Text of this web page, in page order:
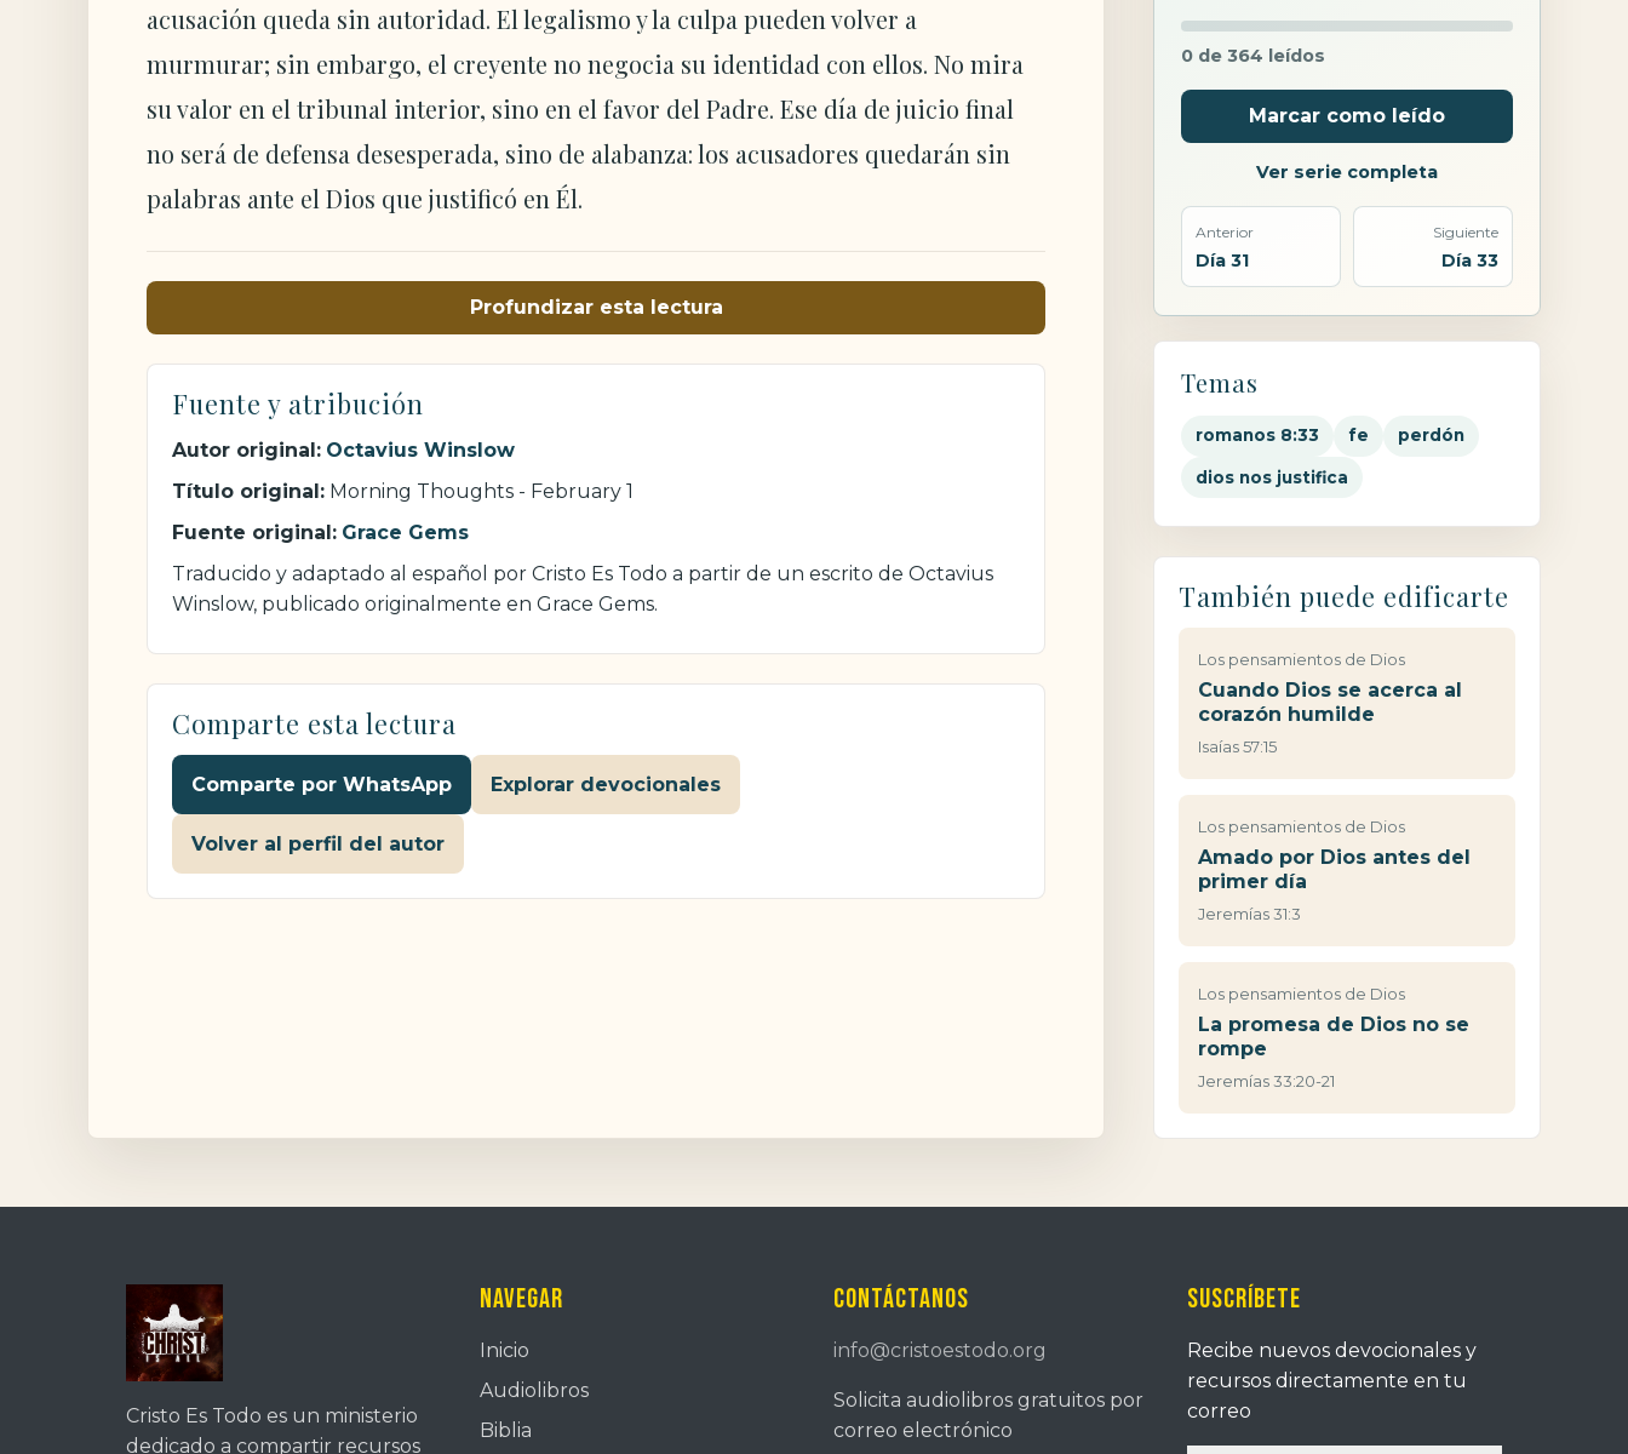
acusación queda sin autoridad. El legalismo y la culpa pueden volver a
murmurar; sin embargo, el creyente no negocia su identidad con ellos. No mira
su valor en el tribunal interior, sino en el favor del Padre. Ese día de juicio final
no será de defensa desesperada, sino de alabanza: los acusadores quedarán sin
palabras ante el Dios que justificó en Él.
Profundizar esta lectura
Fuente y atribución
Autor original: Octavius Winslow
Título original: Morning Thoughts - February 1
Fuente original: Grace Gems
Traducido y adaptado al español por Cristo Es Todo a partir de un escrito de Octavius
Winslow, publicado originalmente en Grace Gems.
Comparte esta lectura
Comparte por WhatsApp Explorar devocionales
Volver al perfil del autor
0 de 364 leídos
Marcar como leído
Ver serie completa
Anterior
Día 31
Siguiente
Día 33
Temas
romanos 8:33 fe perdón
dios nos justifica
También puede edificarte
Los pensamientos de Dios
Cuando Dios se acerca al
corazón humilde
Isaías 57:15
Los pensamientos de Dios
Amado por Dios antes del
primer día
Jeremías 31:3
Los pensamientos de Dios
La promesa de Dios no se
rompe
Jeremías 33:20-21
Cristo Es Todo es un ministerio
dedicado a compartir recursos
Navegar
Inicio
Audiolibros
Biblia
Contáctanos
info@cristoestodo.org
Solicita audiolibros gratuitos por
correo electrónico
Suscríbete
Recibe nuevos devocionales y
recursos directamente en tu
correo